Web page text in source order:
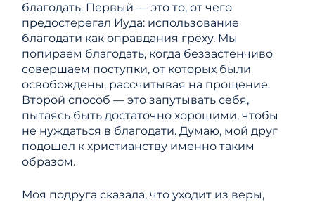
благодать. Первый — это то, от чего
предостерегал Иуда: использование
благодати как оправдания греху. Мы
попираем благодать, когда беззастенчиво
совершаем поступки, от которых были
освобождены, рассчитывая на прощение.
Второй способ — это запутывать себя,
пытаясь быть достаточно хорошими, чтобы
не нуждаться в благодати. Думаю, мой друг
подошел к христианству именно таким
образом.
Моя подруга сказала, что уходит из веры,